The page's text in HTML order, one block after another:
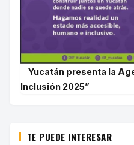
Yucatán presenta la
Inclusión 2025”
TE PUEDE INTERESAR